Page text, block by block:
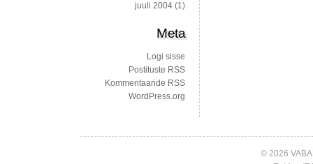
juuli 2004 (1)
Meta
Logi sisse
Postituste RSS
Kommentaaride RSS
WordPress.org
© 2026